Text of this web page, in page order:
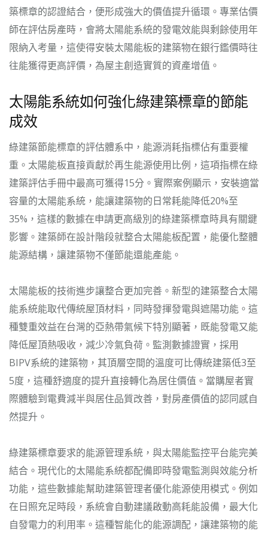
築標章的認證結合，便形成強大的價值提升循環。專業估價
師在評估房產時，會將太陽能系統的發電效能與剩餘使用年
限納入考量，這使得安裝太陽能板的建築物在銀行鑑價時往
往能獲得更高評價，為屋主創造實質的資產增值。
太陽能系統如何強化綠建築標章的節能
成效
綠建築節能標章的評估體系中，能源消耗指標佔有重要權
重。太陽能板直接貢獻於再生能源使用比例，這項指標在綠
建築評估手冊中最高可獲得15分。實際案例顯示，安裝適當
容量的太陽能系統，能讓建築物的日常耗能降低20%至
35%，這樣的數據在申請更高級別的綠建築標章時具有關鍵
影響。建築師在設計階段就整合太陽能板配置，能優化整體
能源結構，讓建築物不僅節能還能產能。
太陽能板的技術進步讓整合更加完善。新型的建築整合太陽
能系統能取代傳統屋頂材料，同時發揮發電與遮陽功能。這
種雙重效益在台灣的亞熱帶氣候下特別顯著，既能發電又能
降低屋頂熱吸收，減少冷氣負荷。監測數據證實，採用
BIPV系統的建築物，其頂層空間的溫度可比傳統建築低3至
5度，這種舒適度的提升直接轉化為居住價值。當購屋者實
際體驗到電費減半與居住品質改善，對房產價值的認同感自
然提升。
綠建築標章要求的能源管理系統，與太陽能監控平台能完美
結合。現代化的太陽能系統都配備即時發電監測與效能分析
功能，這些數據能幫助建築管理者優化能源使用模式。例如
在日照充足時段，系統會自動建議啟動高耗能設備，最大化
自發電力的利用率。這種智能化的能源調配，讓建築物的能